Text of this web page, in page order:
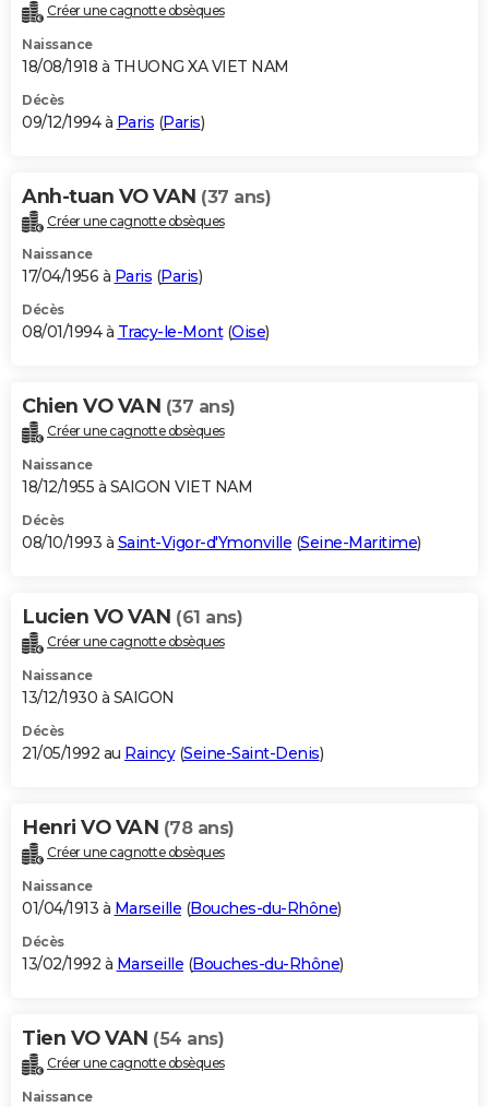
Créer une cagnotte obsèques
Naissance
18/08/1918 à THUONG XA VIET NAM
Décès
09/12/1994 à Paris (Paris)
Anh-tuan VO VAN (37 ans)
Créer une cagnotte obsèques
Naissance
17/04/1956 à Paris (Paris)
Décès
08/01/1994 à Tracy-le-Mont(Oise)
Chien VO VAN (37 ans)
Créer une cagnotte obsèques
Naissance
18/12/1955 à SAIGON VIET NAM
Décès
08/10/1993 à Saint-Vigor-d'Ymonville (Seine-Maritime)
Lucien VO VAN (61 ans)
Créer une cagnotte obsèques
Naissance
13/12/1930 à SAIGON
Décès
21/05/1992 au Raincy(Seine-Saint-Denis)
Henri VO VAN (78 ans)
Créer une cagnotte obsèques
Naissance
01/04/1913 à Marseille (Bouches-du-Rhône)
Décès
13/02/1992 à Marseille (Bouches-du-Rhône)
Tien VO VAN (54 ans)
Créer une cagnotte obsèques
Naissance